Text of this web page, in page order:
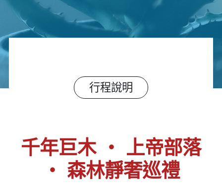
行程說明
千年巨木 ‧ 上帝部落
‧ 森林靜奢巡禮